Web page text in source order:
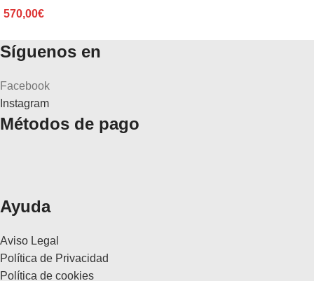
570,00€
Síguenos en
Facebook
Instagram
Métodos de pago
Ayuda
Aviso Legal
Política de Privacidad
Política de cookies